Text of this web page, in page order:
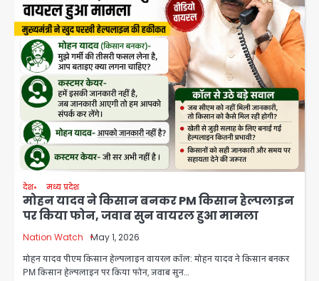
देश मध्य प्रदेश
मोहन यादव ने किसान बनकर PM किसान हेल्पलाइन
पर किया फोन, जवाब सुन वायरल हुआ मामला
Nation Watch
May 1, 2026
मोहन यादव पीएम किसान हेल्पलाइन वायरल कॉल: मोहन यादव ने किसान बनकर
PM किसान हेल्पलाइन पर किया फोन, जवाब सुन…